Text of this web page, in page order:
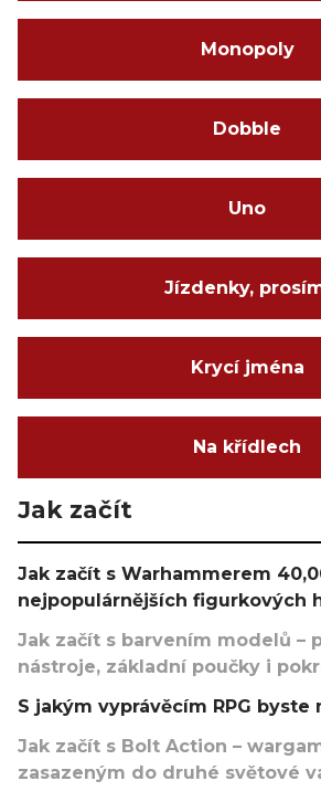
Monopoly
Dobble
Uno
Jízdenky,
Krycí jména
Na křídlech
Jak začít
Jak začít s Warhammerem
nejpopulárnějších figurkových
Jak začít s barvením modelů –
nástroje, základní poučky i
S jakým vyprávěcím RPG byste
Jak začít s Bolt Action –
zasazeným do druhé světové